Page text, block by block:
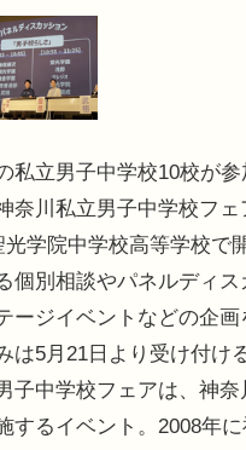
私立男子中学校10校が参
奈川私立男子中学校フェ
学院中学校高等学校で
個別相談やパネルディ
ージイベントなどの企
は5月21日より受け付ける
子中学校フェアは、神奈
するイベント。2008年